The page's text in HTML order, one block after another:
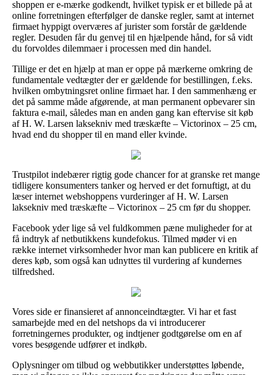
shoppen er e-mærke godkendt, hvilket typisk er et billede på at
online forretningen efterfølger de danske regler, samt at internet
firmaet hyppigt overværes af jurister som forstår de gældende
regler. Desuden får du genvej til en hjælpende hånd, for så vidt
du forvoldes dilemmaer i processen med din handel.
Tillige er det en hjælp at man er oppe på mærkerne omkring de
fundamentale vedtægter der er gældende for bestillingen, f.eks.
hvilken ombytningsret online firmaet har. I den sammenhæng er
det på samme måde afgørende, at man permanent opbevarer sin
faktura e-mail, således man en anden gang kan eftervise sit køb
af H. W. Larsen laksekniv med træskæfte – Victorinox – 25 cm,
hvad end du shopper til en mand eller kvinde.
Trustpilot indebærer rigtig gode chancer for at granske ret mange
tidligere konsumenters tanker og herved er det fornuftigt, at du
læser internet webshoppens vurderinger af H. W. Larsen
laksekniv med træskæfte – Victorinox – 25 cm før du shopper.
Facebook yder lige så vel fuldkommen pæne muligheder for at
få indtryk af netbutikkens kundefokus. Tilmed møder vi en
række internet virksomheder hvor man kan publicere en kritik af
deres køb, som også kan udnyttes til vurdering af kundernes
tilfredshed.
Vores side er finansieret af annonceindtægter. Vi har et fast
samarbejde med en del netshops da vi introducerer
forretningernes produkter, og indtjener godtgørelse om en af
vores besøgende udfører et indkøb.
Oplysninger om tilbud og webbutikker understøttes løbende,